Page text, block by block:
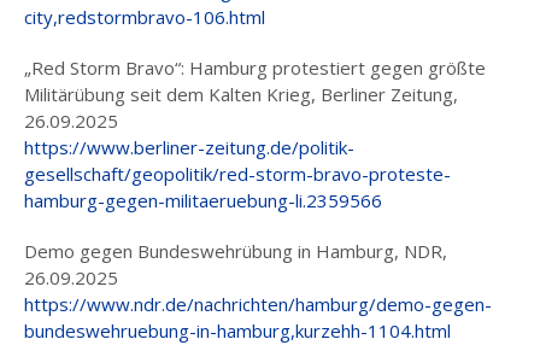
MITMACHEN
city,redstormbravo-106.html
„Red Storm Bravo“: Hamburg protestiert gegen größte
Militärübung seit dem Kalten Krieg, Berliner Zeitung,
26.09.2025
https://www.berliner-zeitung.de/politik-
gesellschaft/geopolitik/red-storm-bravo-proteste-
hamburg-gegen-militaeruebung-li.2359566
Demo gegen Bundeswehrübung in Hamburg, NDR,
26.09.2025
https://www.ndr.de/nachrichten/hamburg/demo-gegen-
bundeswehruebung-in-hamburg,kurzehh-1104.html